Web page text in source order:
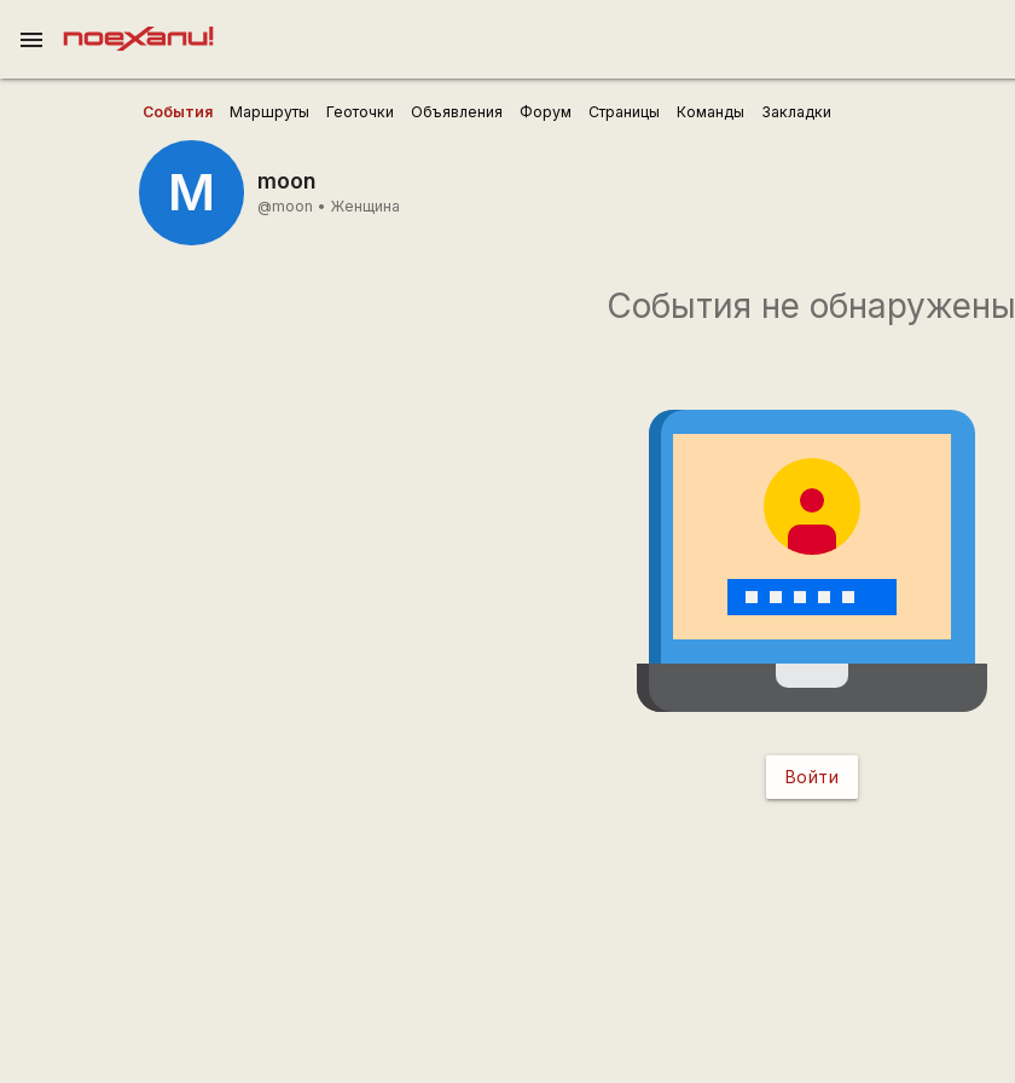
menu
События Маршруты Геоточки Объявления Форум Страницы Команды Закладки
M moon
@moon • Женщина
События не обнаружены
Войти